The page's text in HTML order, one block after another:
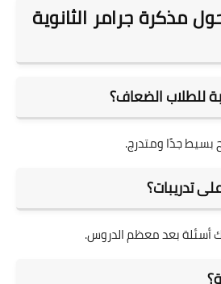
مذكرة جرامر الثانوية
للطلاب الضعاف؟
بسيط جدًا ومتدرج.
تدريبات؟
أسئلة بعد معظم الدروس.